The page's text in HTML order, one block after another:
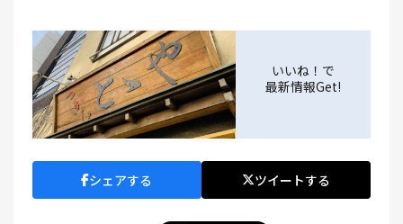
いいね！で
最新情報Get!
シェアする ツイートする